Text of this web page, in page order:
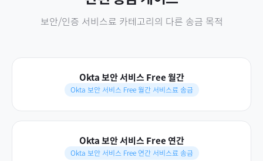
보안/인증 서비스료 카테고리의 다른 송금 목적
Okta 보안 서비스 Free 월간
Okta 보안 서비스 Free 월간 서비스료 송금
Okta 보안 서비스 Free 연간
Okta 보안 서비스 Free 연간 서비스료 송금